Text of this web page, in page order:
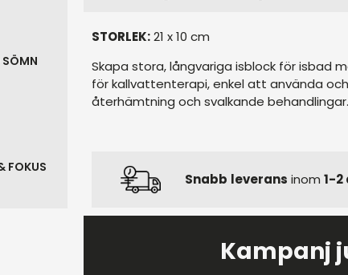
FOKUS
STORLEK:21 x 10 cm
Skapa stora, långvariga isblock för isbad
för kallvattenterapi, enkel att använda
återhämtning och svalkande behandlingar.
Snabb leverans inom 1-2
Kampanj